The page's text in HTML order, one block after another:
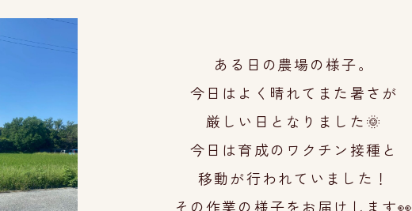
ある日の農場の様子。
今日はよく晴れてまた暑さが
厳しい日となりました🌞
今日は育成のワクチン接種と
移動が行われていまし た！
その作業の様子をお届けします👀